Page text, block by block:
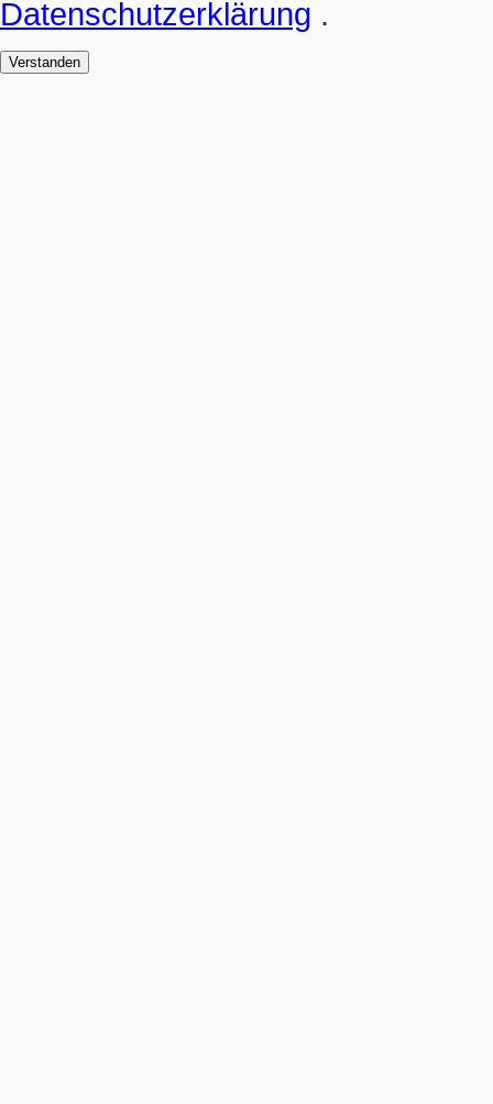
Datenschutzerklärung .
Verstanden